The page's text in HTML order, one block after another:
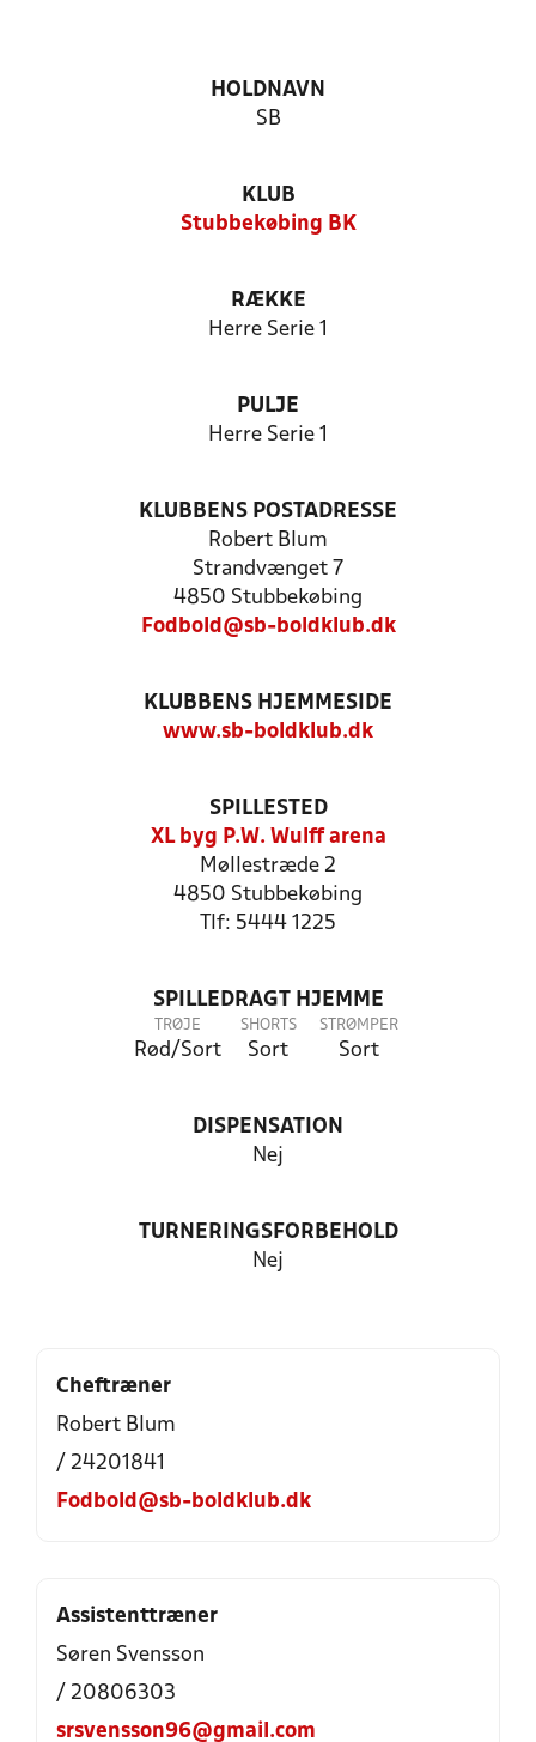
HOLDNAVN
SB
KLUB
Stubbekøbing BK
RÆKKE
Herre Serie 1
PULJE
Herre Serie 1
KLUBBENS POSTADRESSE
Robert Blum
Strandvænget 7
4850 Stubbekøbing
Fodbold@sb-boldklub.dk
KLUBBENS HJEMMESIDE
www.sb-boldklub.dk
SPILLESTED
XL byg P.W. Wulff arena
Møllestræde 2
4850 Stubbekøbing
Tlf: 5444 1225
SPILLEDRAGT HJEMME
TRØJE
Rød/Sort
SHORTS
Sort
STRØMPER
Sort
DISPENSATION
Nej
TURNERINGSFORBEHOLD
Nej
Cheftræner
Robert Blum
/ 24201841
Fodbold@sb-boldklub.dk
Assistenttræner
Søren Svensson
/ 20806303
srsvensson96@gmail.com